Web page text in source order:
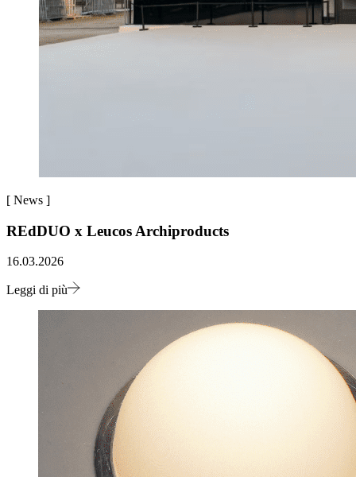
[ News ]
REdDUO x Leucos Archiproducts
16.03.2026
Leggi di più